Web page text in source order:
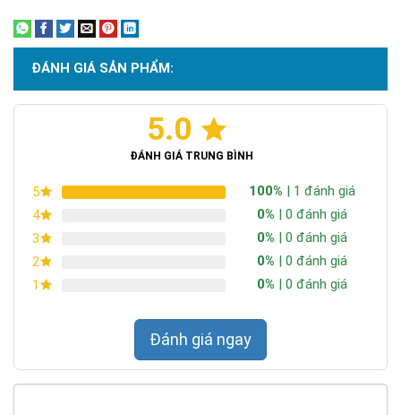
ĐÁNH GIÁ SẢN PHẨM:
5.0
ĐÁNH GIÁ TRUNG BÌNH
5 100% | 1 đánh giá
4
0% | 0 đánh giá
3
0% | 0 đánh giá
2
0% | 0 đánh giá
1
0% | 0 đánh giá
Đánh giá ngay